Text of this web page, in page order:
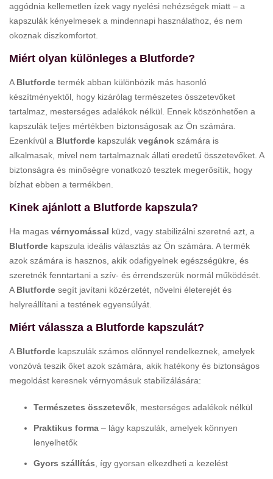
aggódnia kellemetlen ízek vagy nyelési nehézségek miatt – a
kapszulák kényelmesek a mindennapi használathoz, és nem
okoznak diszkomfortot.
Miért olyan különleges a Blutforde?
A Blutforde termék abban különbözik más hasonló
készítményektől, hogy kizárólag természetes összetevőket
tartalmaz, mesterséges adalékok nélkül. Ennek köszönhetően a
kapszulák teljes mértékben biztonságosak az Ön számára.
Ezenkívül a Blutforde kapszulák vegánok számára is
alkalmasak, mivel nem tartalmaznak állati eredetű összetevőket. A
biztonságra és minőségre vonatkozó tesztek megerősítik, hogy
bízhat ebben a termékben.
Kinek ajánlott a Blutforde kapszula?
Ha magas vérnyomással küzd, vagy stabilizálni szeretné azt, a
Blutforde kapszula ideális választás az Ön számára. A termék
azok számára is hasznos, akik odafigyelnek egészségükre, és
szeretnék fenntartani a szív- és érrendszerük normál működését.
A Blutforde segít javítani közérzetét, növelni életerejét és
helyreállítani a testének egyensúlyát.
Miért válassza a Blutforde kapszulát?
A Blutforde kapszulák számos előnnyel rendelkeznek, amelyek
vonzóvá teszik őket azok számára, akik hatékony és biztonságos
megoldást keresnek vérnyomásuk stabilizálására:
Természetes összetevők , mesterséges adalékok nélkül
Praktikus forma – lágy kapszulák, amelyek könnyen
lenyelhetők
Gyors szállítás , így gyorsan elkezdheti a kezelést